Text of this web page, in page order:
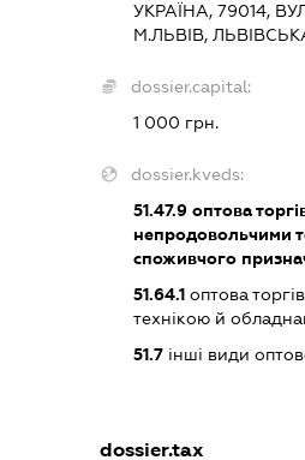
УКРАЇНА, 79014,
М.ЛЬВІВ,
dossier.capital:
1 000 грн.
dossier.kveds:
51.47.9 оптова
непродовольчими
споживчого
51.64.1 оптова
технікою й
51.7 інші види
dossier.tax